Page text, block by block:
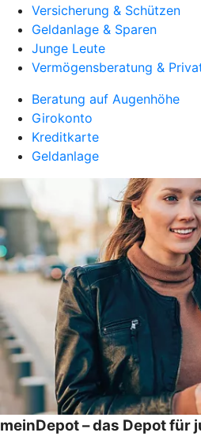
Versicherung & Schützen
Geldanlage & Sparen
Junge Leute
Vermögensberatung &
Beratung auf Augenhöhe
Girokonto
Kreditkarte
Geldanlage
meinDepot – das Depot für